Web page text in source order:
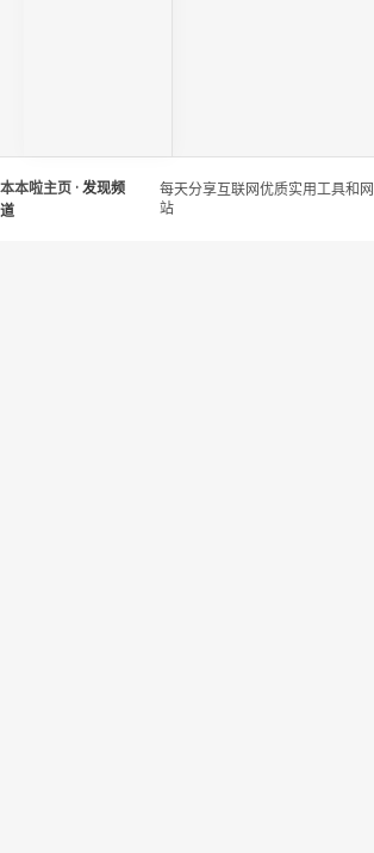
本本啦主页 · 发现频
道
每天分享互联网优质实用工具和网
站